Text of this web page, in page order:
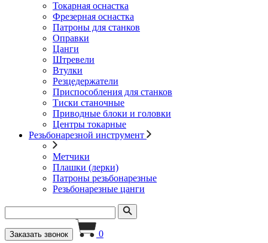
Токарная оснастка
Фрезерная оснастка
Патроны для станков
Оправки
Цанги
Штревели
Втулки
Резцедержатели
Приспособления для станков
Тиски станочные
Приводные блоки и головки
Центры токарные
Резьбонарезной инструмент
Метчики
Плашки (лерки)
Патроны резьбонарезные
Резьбонарезные цанги
Заказать звонок 0